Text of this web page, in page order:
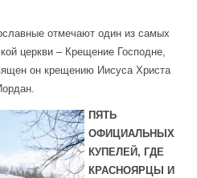
отмечают один из самых
церкви – Крещение Господне,
он крещению Иисуса Христа
ПЯТЬ
ОФИЦИАЛЬНЫХ
КУПЕЛЕЙ, ГДЕ
КРАСНОЯРЦЫ И